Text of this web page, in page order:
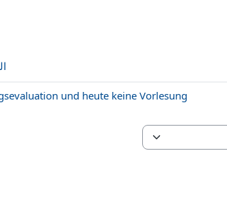
und heute keine Vorlesung ◀︎